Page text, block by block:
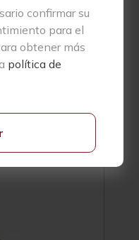
confirmar su
para el
obtener más
política de